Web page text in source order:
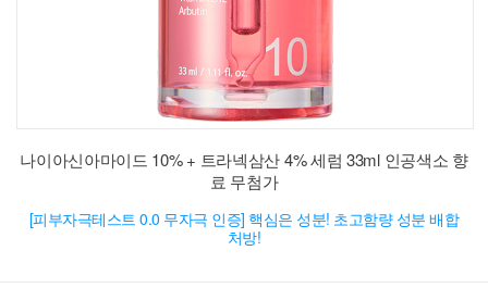
나이아신아마이드 10% + 트라넥삼산 4% 세럼 33ml 인공색소 향
료 무첨가
[피부자극테스트 0.0 무자극 인증] 핵심은 성분! 초고함량 성분 배합
처방!